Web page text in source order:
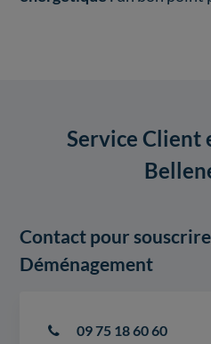
Service Client
Contact pour
Déménagement
09 75 18 60 60